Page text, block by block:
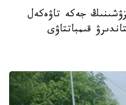
جەكە تاۋەكەل
قىمباتتاۋى